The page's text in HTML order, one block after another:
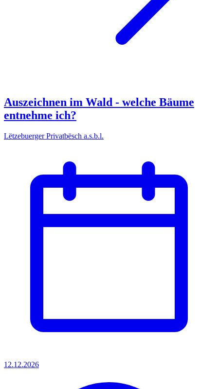
Auszeichnen im Wald - welche Bäume
entnehme ich?
Lëtzebuerger Privatbësch a.s.b.l.
12.12.2026